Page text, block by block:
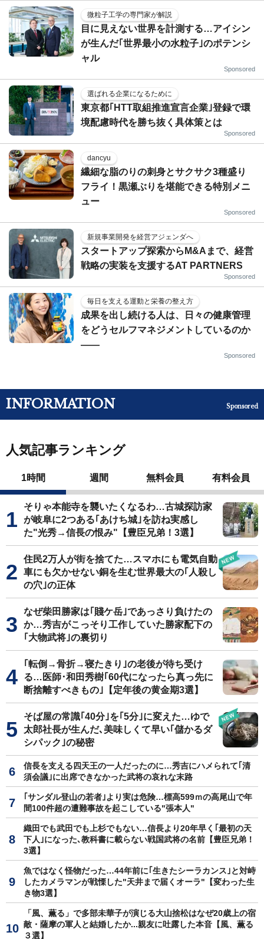
微粒子工学の専門家が解説
目に見えない世界を計測する…アイシン
が生んだ｢世界最小の水粒子｣のポテンシ
ャル
Sponsored
選ばれる企業になるために
東京都｢HTT取組推進宣言企業｣登録で環
境配慮時代を勝ち抜く具体策とは
Sponsored
dancyu
繊細な脂のりの刺身とサクサク3種盛り
フライ！黒瀬ぶりを堪能できる特別メニ
ュー
Sponsored
新規事業開発を経営アジェンダへ
スタートアップ探索からM&Aまで、経営
戦略の実装を支援するAT PARTNERS
Sponsored
毎日を支える運動と栄養の整え方
成果を出し続ける人は、日々の健康管理
をどうセルフマネジメントしているのか
——
Sponsored
INFORMATION Sponsored
人気記事ランキング
1時間 週間 無料会員 有料会員
そりゃ本能寺を襲いたくなるわ…古城探訪家
が岐阜に2つある｢あけち城｣を訪ね実感し
た"光秀→信長の恨み"【豊臣兄弟！3選】
住民2万人が街を捨てた…スマホにも電気自動
車にも欠かせない銅を生む世界最大の｢人殺し
の穴｣の正体
なぜ柴田勝家は｢賤ケ岳｣であっさり負けたの
か…秀吉がこっそり工作していた勝家配下の
｢大物武将｣の裏切り
｢転倒→骨折→寝たきり｣の老後が待ち受け
る…医師･和田秀樹｢60代になったら真っ先に
断捨離すべきもの｣【定年後の黄金期3選】
そば屋の常識｢40分｣を｢5分｣に変えた…ゆで
太郎社長が生んだ､美味しくて早い｢儲かるダ
シパック｣の秘密
信長を支える四天王の一人だったのに…秀吉にハメられて｢清
須会議｣に出席できなかった武将の哀れな末路
｢サンダル登山の若者｣より実は危険…標高599ｍの高尾山で年
間100件超の遭難事故を起こしている"張本人"
織田でも武田でも上杉でもない…信長より20年早く｢最初の天
下人｣になった､教科書に載らない戦国武将の名前【豊臣兄弟！
3選】
魚ではなく怪物だった…44年前に｢生きたシーラカンス｣と対峙
したカメラマンが戦慄した"天井まで届くオーラ"【変わった生
き物3選】
「風、薫る」で多部未華子が演じる大山捨松はなぜ20歳上の宿
敵・薩摩の軍人と結婚したか...親友に吐露した本音【風、薫る
３選】